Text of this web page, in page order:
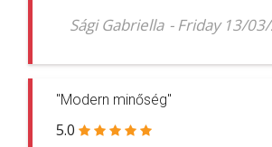
Sági Gabriella - Friday 13/
"Modern minőség"
5.0